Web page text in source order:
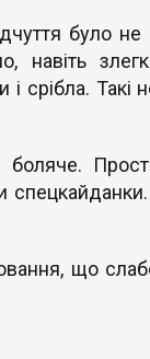
було не
навіть
срібла. Такі
боляче.
спецкайданки.
що